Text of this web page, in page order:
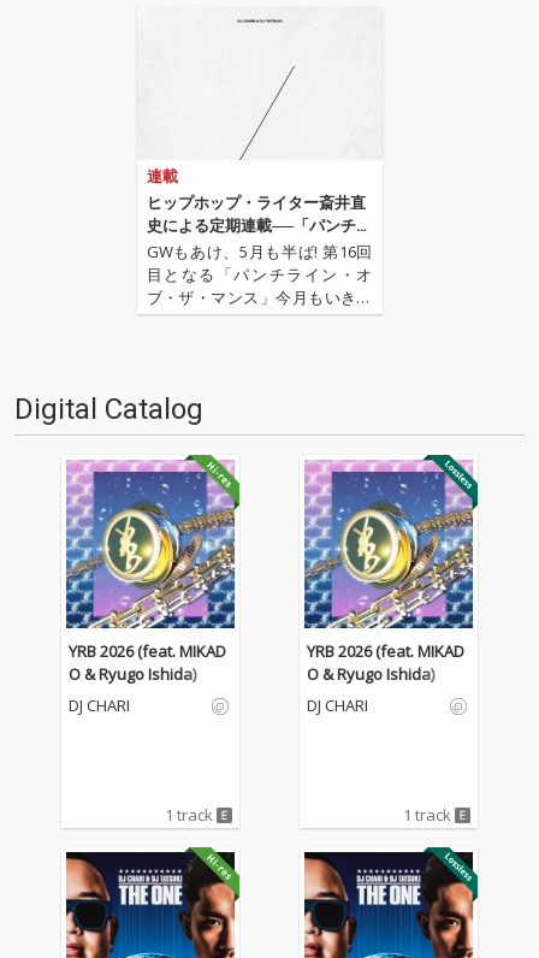
連載
ヒップホップ・ライター斎井直
史による定期連載──「パンチラ
イン・オブ・ザ・マンス」 第16
回
GWもあけ、5月も半ば! 第16回
目となる「パンチライン・オ
ブ・ザ・マンス」今月もいきま
すよ! 先月は初の映画特集という
今月は、日本ではまだあまり耳
慣れない“Type …
Digital Catalog
YRB 2026 (feat. MIKAD
O & Ryugo Ishida)
DJ CHARI
1 track
YRB 2026 (feat. MIKAD
O & Ryugo Ishida)
DJ CHARI
1 track